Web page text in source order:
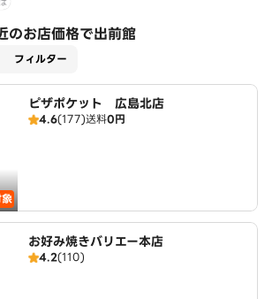
のお店価格で出前館
フィルター
ピザポケット 広島北店
4.6(177)送料0円
お好み焼きバリエー本店
4.2(110)